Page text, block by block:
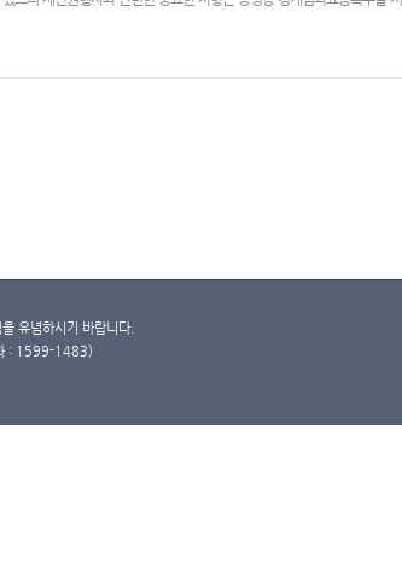
유념하시기 바랍니다.
: 1599-1483)